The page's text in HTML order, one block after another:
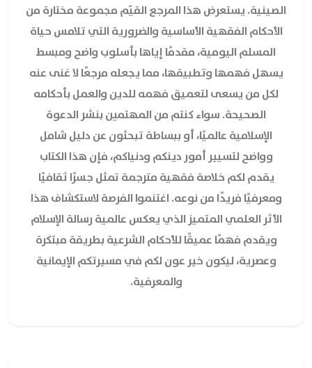
الصينية. يستعرض هذا المرجع القيّم مجموعة مختارة من
الأحكام الفقهية الأساسية والضرورية التي تلامس حياة
المسلم اليومية، مقدمًا إياها بأسلوب واضح ومبسط
يسهل فهمها وتطبيقها، مما يجعله مرجعًا لا غنى عنه
لكل من يسعى لتعميق فهمه للدين والعمل بأحكامه
الصحيحة. سواء كنتم من المهتمين بنشر الدعوة
الإسلامية عالميًا، أو ببساطة تبحثون عن دليل شامل
وواضح لتسيير أمور دينكم ودنياكم، فإن هذا الكتاب
يقدم لكم خلاصة فقهية مترجمة تمثل جسرًا ثقافيًا
ومعرفيًا فريدًا من نوعه. اغتنموا الفرصة لاستكشاف هذا
الأثر العلمي المتميز الذي يعكس عالمية رسالة الإسلام
ويقدم فهمًا عميقًا للأحكام الشرعية بطريقة مبتكرة
وعصرية، ليكون خير عون لكم في مسيرتكم الإيمانية
والمعرفية.